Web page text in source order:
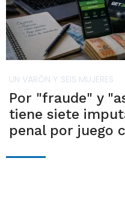
UN VARÓN Y SEIS MUJERES
Por "fraude" y
tiene siete
penal por juego